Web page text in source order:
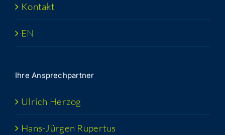
Kon­takt
EN
Ihre Ansprech­part­ner
Ulrich Her­zog
Hans-Jür­­gen Rupertus